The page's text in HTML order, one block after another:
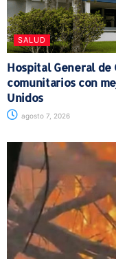
SALUD
Hospital General de
comunitarios con
Unidos
agosto 7, 2026